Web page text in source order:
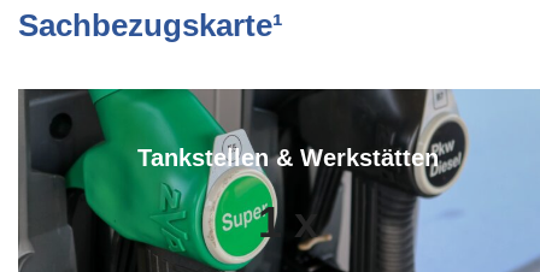
Sachbezugskarte¹
Tankstellen & Werkstätten
1 x